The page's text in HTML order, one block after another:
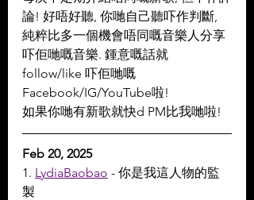
論! 好唔好聽, 你哋自己聽吓作判斷,
純粹比多一個機會唔同嘅音樂人分享
吓佢哋嘅音樂. 鍾意嘅話就
follow/like 吓佢哋嘅
Facebook/IG/YouTube啦!
如果你哋有新歌就快d PM比我哋啦!
Feb 20, 2025
1. LydiaBaobao - 你是我這人物的監
製